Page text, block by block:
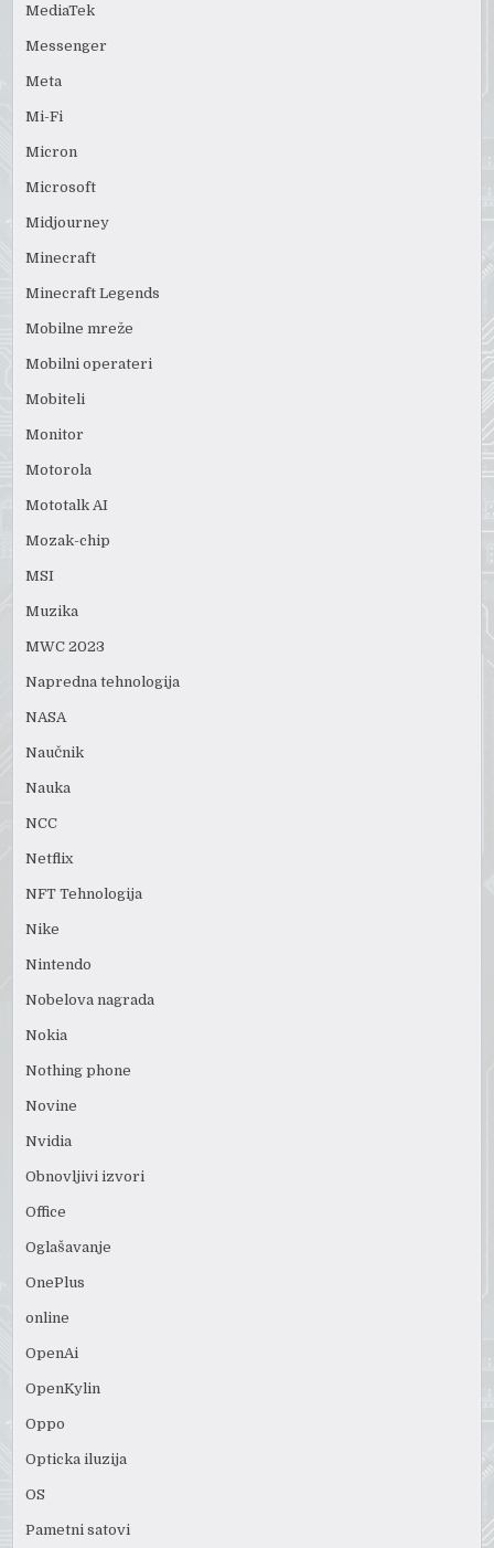
MediaTek
Messenger
Meta
Mi-Fi
Micron
Microsoft
Midjourney
Minecraft
Minecraft Legends
Mobilne mreže
Mobilni operateri
Mobiteli
Monitor
Motorola
Mototalk AI
Mozak-chip
MSI
Muzika
MWC 2023
Napredna tehnologija
NASA
Naučnik
Nauka
NCC
Netflix
NFT Tehnologija
Nike
Nintendo
Nobelova nagrada
Nokia
Nothing phone
Novine
Nvidia
Obnovljivi izvori
Office
Oglašavanje
OnePlus
online
OpenAi
OpenKylin
Oppo
Opticka iluzija
OS
Pametni satovi